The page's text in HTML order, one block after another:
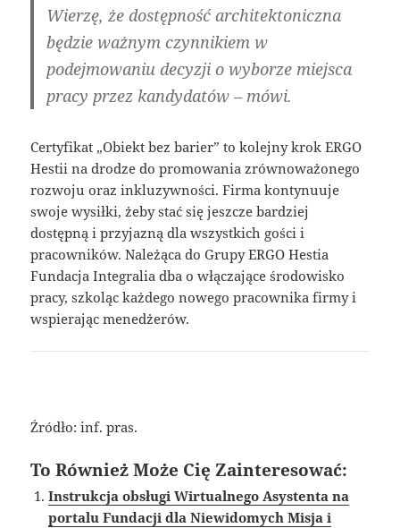
Wierzę, że dostępność architektoniczna
będzie ważnym czynnikiem w
podejmowaniu decyzji o wyborze miejsca
pracy przez kandydatów – mówi.
Certyfikat „Obiekt bez barier” to kolejny krok ERGO
Hestii na drodze do promowania zrównoważonego
rozwoju oraz inkluzywności. Firma kontynuuje
swoje wysiłki, żeby stać się jeszcze bardziej
dostępną i przyjazną dla wszystkich gości i
pracowników. Należąca do Grupy ERGO Hestia
Fundacja Integralia dba o włączające środowisko
pracy, szkoląc każdego nowego pracownika firmy i
wspierając menedżerów.
Źródło: inf. pras.
To Również Może Cię Zainteresować:
Instrukcja obsługi Wirtualnego Asystenta na
portalu Fundacji dla Niewidomych Misja i